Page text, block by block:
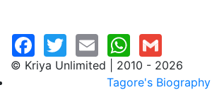
© Kriya Unlimited | 2010 - 2026
Tagore's Biography